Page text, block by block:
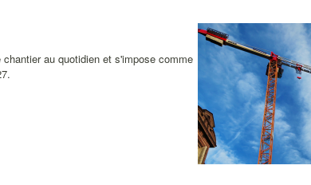
Visuel
actualités
au quotidien et s'impose comme